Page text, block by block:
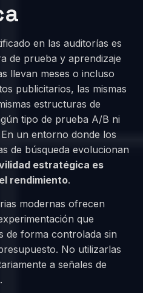
en las auditorías es
de prueba y aprendizaje
llevan meses o incluso
publicitarios, las mismas
estructuras de
tipo de prueba A/B ni
un entorno donde los
de búsqueda evolucionan
estratégica es
rendimiento.
modernas ofrecen
que
de forma controlada sin
No utilizarlas
a señales de